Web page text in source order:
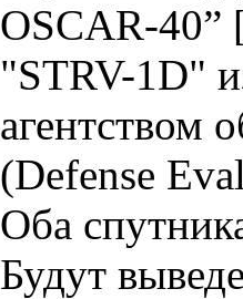
OSCAR-
"STRV-1D"
агентством
(Defense
Оба
Будут